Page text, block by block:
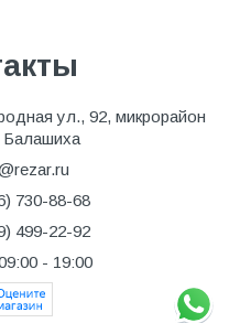
ул., 92, микрорайон
730-88-68
499-22-92
- 19:00